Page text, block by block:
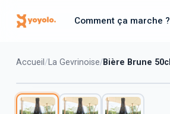
Comment ça marche ?
Accueil La Gevrinoise Bière Brune 50cl